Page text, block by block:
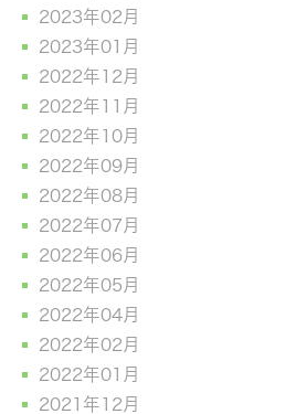
2023年02月
2023年01月
2022年12月
2022年11月
2022年10月
2022年09月
2022年08月
2022年07月
2022年06月
2022年05月
2022年04月
2022年02月
2022年01月
2021年12月